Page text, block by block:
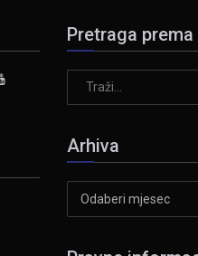
Pretraga
Arhiva